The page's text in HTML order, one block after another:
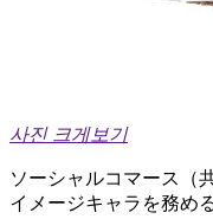
사진 크게보기
ソーシャルコマース（
イメージキャラを務め